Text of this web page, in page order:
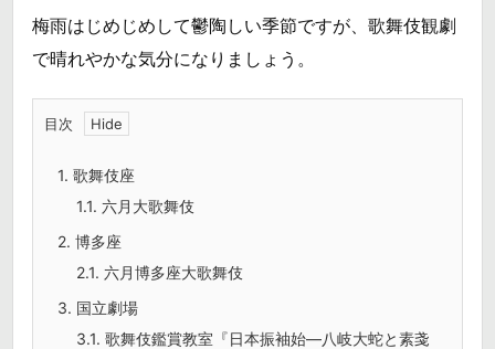
梅雨はじめじめして鬱陶しい季節ですが、歌舞伎観劇
で晴れやかな気分になりましょう。
目次
1. 歌舞伎座
1.1. 六月大歌舞伎
2. 博多座
2.1. 六月博多座大歌舞伎
3. 国立劇場
3.1. 歌舞伎鑑賞教室『日本振袖始―八岐大蛇と素戔